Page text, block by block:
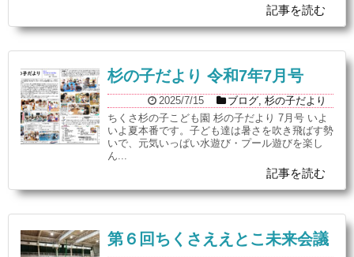
記事を読む
杉の子だより 令和7年7月号
2025/7/15 ブログ, 杉の子だより
ちくさ杉の子こども園 杉の子だより 7月号 いよ
いよ夏本番です。子ども達は暑さを吹き飛ばす勢
いで、元気いっぱい水遊び・プール遊びを楽し
ん...
記事を読む
第６回ちくさええとこ未来会議